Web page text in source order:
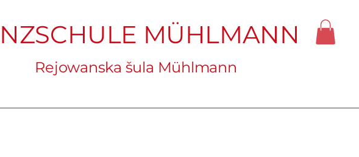
MÜHLMANN
Rejowanska šula Mühlmann